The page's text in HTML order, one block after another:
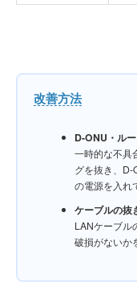
改善方法
D-ONU・ル
一時的な不具
グを抜き、
の電源を入れ
ケーブルの抜
LANケーブル
破損がないか